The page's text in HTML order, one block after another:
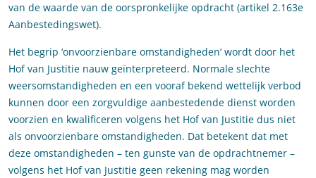
van de waarde van de oorspronkelijke opdracht (artikel 2.163e
Aanbestedingswet).
Het begrip ‘onvoorzienbare omstandigheden’ wordt door het
Hof van Justitie nauw geïnterpreteerd. Normale slechte
weersomstandigheden en een vooraf bekend wettelijk verbod
kunnen door een zorgvuldige aanbestedende dienst worden
voorzien en kwalificeren volgens het Hof van Justitie dus niet
als onvoorzienbare omstandigheden. Dat betekent dat met
deze omstandigheden – ten gunste van de opdrachtnemer –
volgens het Hof van Justitie geen rekening mag worden